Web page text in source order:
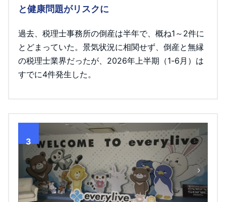
と健康問題がリスクに
過去、税理士事務所の倒産は半年で、概ね1～2件に
とどまっていた。景気状況に相関せず、倒産と無縁
の税理士業界だったが、2026年上半期（1-6月）は
すでに4件発生した。
3